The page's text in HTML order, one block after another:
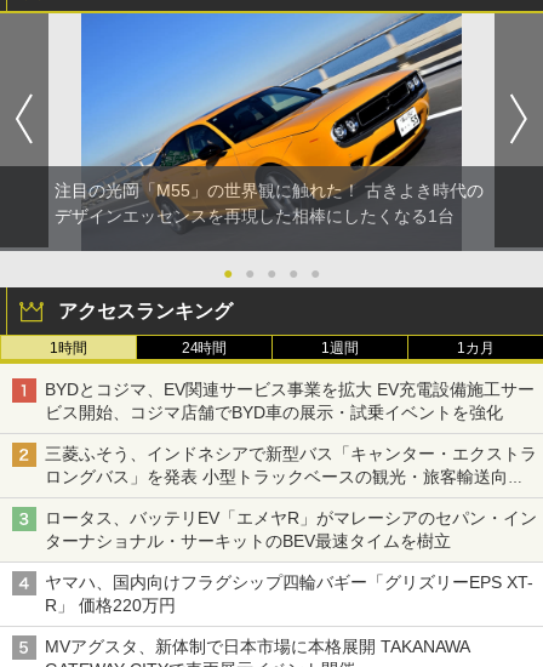
注目の光岡「M55」の世界観に触れた！ 古きよき時代の
デザインエッセンスを再現した相棒にしたくなる1台
● ● ● ● ●
アクセスランキング
1時間 24時間 1週間 1カ月
BYDとコジマ、EV関連サービス事業を拡大 EV充電設備施工サー
ビス開始、コジマ店舗でBYD車の展示・試乗イベントを強化
三菱ふそう、インドネシアで新型バス「キャンター・エクストラ
ロングバス」を発表 小型トラックベースの観光・旅客輸送向け
バス
ロータス、バッテリEV「エメヤR」がマレーシアのセパン・イン
ターナショナル・サーキットのBEV最速タイムを樹立
ヤマハ、国内向けフラグシップ四輪バギー「グリズリーEPS XT-
R」 価格220万円
MVアグスタ、新体制で日本市場に本格展開 TAKANAWA